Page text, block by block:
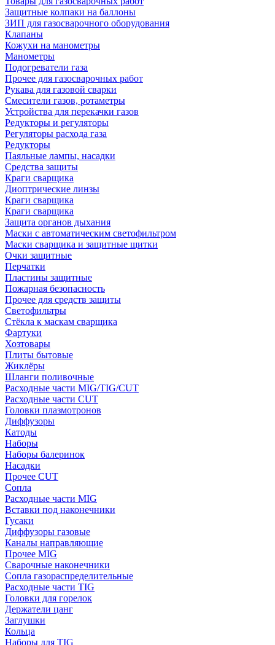
Защитные колпаки на баллоны
ЗИП для газосварочного оборудования
Клапаны
Кожухи на манометры
Манометры
Подогреватели газа
Прочее для газосварочных работ
Рукава для газовой сварки
Смесители газов, ротаметры
Устройства для перекачки газов
Редукторы и регуляторы
Регуляторы расхода газа
Редукторы
Паяльные лампы, насадки
Средства защиты
Краги сварщика
Диоптрические линзы
Краги сварщика
Краги сварщика
Защита органов дыхания
Маски с автоматическим светофильтром
Маски сварщика и защитные щитки
Очки защитные
Перчатки
Пластины защитные
Пожарная безопасность
Прочее для средств защиты
Светофильтры
Стёкла к маскам сварщика
Фартуки
Хозтовары
Плиты бытовые
Жиклёры
Шланги поливочные
Расходные части MIG/TIG/CUT
Расходные части CUT
Головки плазмотронов
Диффузоры
Катоды
Наборы
Наборы балеринок
Насадки
Прочее CUT
Сопла
Расходные части MIG
Вставки под наконечники
Гусаки
Диффузоры газовые
Каналы направляющие
Прочее MIG
Сварочные наконечники
Сопла газораспределительные
Расходные части TIG
Головки для горелок
Держатели цанг
Заглушки
Кольца
Наборы для TIG